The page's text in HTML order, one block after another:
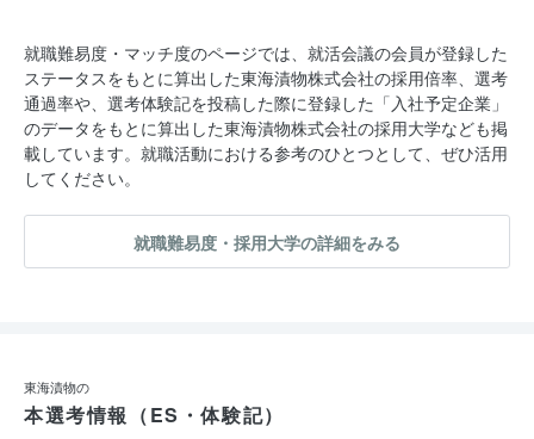
就職難易度・マッチ度のページでは、就活会議の会員が登録した
ステータスをもとに算出した東海漬物株式会社の採用倍率、選考
通過率や、選考体験記を投稿した際に登録した「入社予定企業」
のデータをもとに算出した東海漬物株式会社の採用大学なども掲
載しています。就職活動における参考のひとつとして、ぜひ活用
してください。
就職難易度・採用大学の詳細をみる
東海漬物の
本選考情報（ES・体験記）